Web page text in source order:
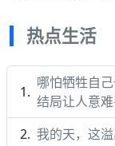
热点生活
哪怕牺牲自
结局让人意难
我的天，这